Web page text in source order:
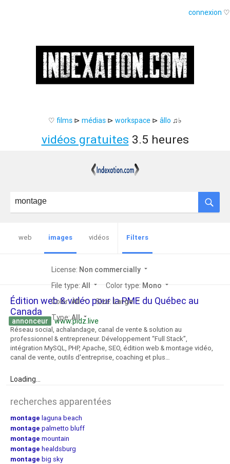
connexion ♡
♡ films ⊳ médias ⊳ workspace ⊳ âllo ♫♭
vidéos gratuites 3.5 heures
web images vidéos Filters
License: Non commercially arrow_drop_down
File type: All arrow_drop_down Color type: Mono arrow_drop_down
Color:All arrow_drop_down Size: Large arrow_drop_down
Type:All arrow_drop_down
Édition web & vidéo pour la PME du Québec au
Canada
annonceur www.pidz.live
Réseau social, achalandage, canal de vente & solution au
professionnel & entrepreneur. Développement “Full Stack”,
intégration MySQL, PHP, Apache, SEO, édition web & montage vidéo,
canal de vente, outils d'entreprise, coaching et plus…
Loading...
recherches apparentées
montage laguna beach
montage palmetto bluff
montage mountain
montage healdsburg
montage big sky